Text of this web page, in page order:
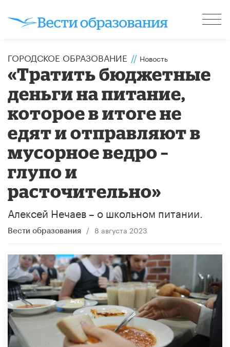
ГОРОДСКОЕ ОБРАЗОВАНИЕ // Новость
«Тратить бюджетные
деньги на питание,
которое в итоге не
едят и отправляют в
мусорное ведро –
глупо и
расточительно»
Алексей Нечаев – о школьном питании.
Вести образования / 8 августа 2023